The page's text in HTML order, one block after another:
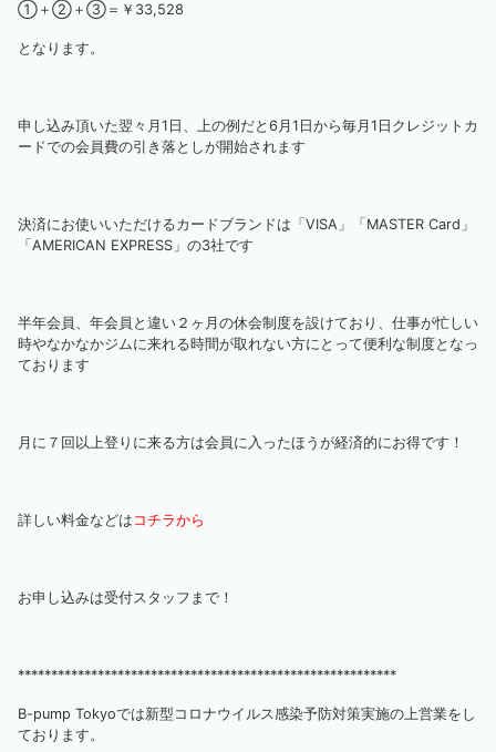
①＋②＋③＝￥33,528
となります。
申し込み頂いた翌々月1日、上の例だと6月1日から毎月1日クレジットカ
ードでの会員費の引き落としが開始されます
決済にお使いいただけるカードブランドは「VISA」「MASTER Card」
「AMERICAN EXPRESS」の3社です
半年会員、年会員と違い２ヶ月の休会制度を設けており、仕事が忙しい
時やなかなかジムに来れる時間が取れない方にとって便利な制度となっ
ております
月に７回以上登りに来る方は会員に入ったほうが経済的にお得です！
詳しい料金などは コチラから
お申し込みは受付スタッフまで！
*********************************************************
B-pump Tokyoでは新型コロナウイルス感染予防対策実施の上営業をし
ております。